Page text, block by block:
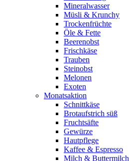
Mineralwasser
Müsli & Krunchy
Trockenfrüchte
Öle & Fette
Beerenobst
Frischkäse
Trauben
Steinobst
Melonen
Exoten
Monatsaktion
Schnittkäse
Brotaufstrich süß
Fruchtsäfte
Gewürze
Hautpflege
Kaffee & Espresso
Milch & Buttermilch